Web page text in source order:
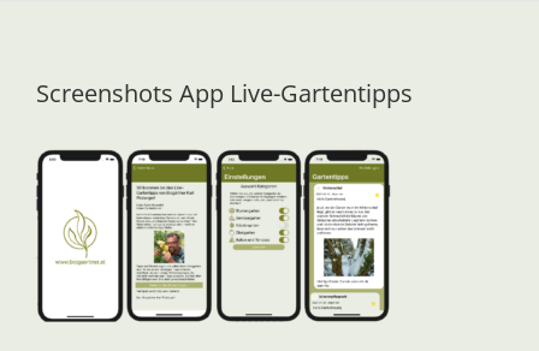
Screenshots App Live-Gartentipps